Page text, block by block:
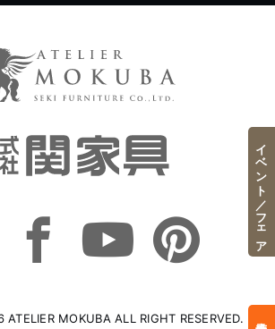
MOKUBA ALL RIGHT RESERVED.
イベント／フェア